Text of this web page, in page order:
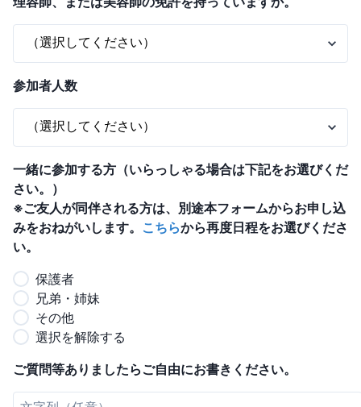
参加者人数
一緒に参加する方（いらっしゃる場合は下記をお選びくだ
さい。）
※ご友人が同伴される方は、別途本フォームからお申し込
みをおねがいします。 こちらから再度日程をお選びくださ
い。
保護者
兄弟・姉妹
その他
選択を解除する
ご質問等ありましたらご自由にお書きください。